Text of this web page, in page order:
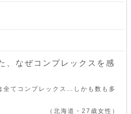
、なぜコンプレックスを感
全てコンプレックス…しかも数も多
（北海道・27歳女性）